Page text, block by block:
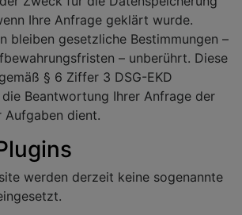
Ihre Anfrage geklärt wurde.
bleiben gesetzliche Bestimmungen –
– unberührt. Diese
§ 6 Ziffer 3 DSG-EKD
Beantwortung Ihrer Anfrage der
Aufgaben dient.
werden derzeit keine sogenannte